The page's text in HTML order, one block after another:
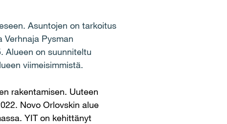
Asuntojen on tarkoitus
Pysman
Alueen on suunniteltu
viimeisimmistä.
rakentamisen. Uuteen
Novo Orlovskin alue
YIT on kehittänyt